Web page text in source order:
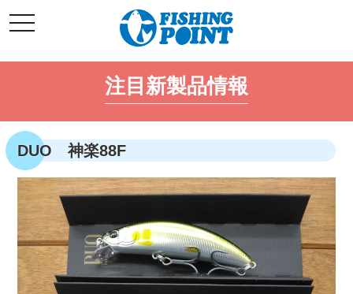
ン
ン
ス
キ
ッ
t
o
l
g
t
o
n
注目新製品情報
DUO 神楽88F